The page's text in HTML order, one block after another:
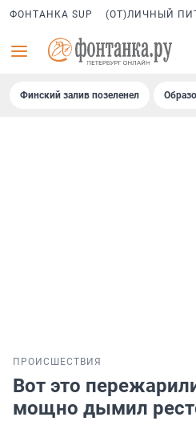
ФОНТАНКА SUP (ОТ)ЛИЧНЫЙ
Финский залив позеленел
ПРОИСШЕСТВИЯ
Вот это
мощно дымил